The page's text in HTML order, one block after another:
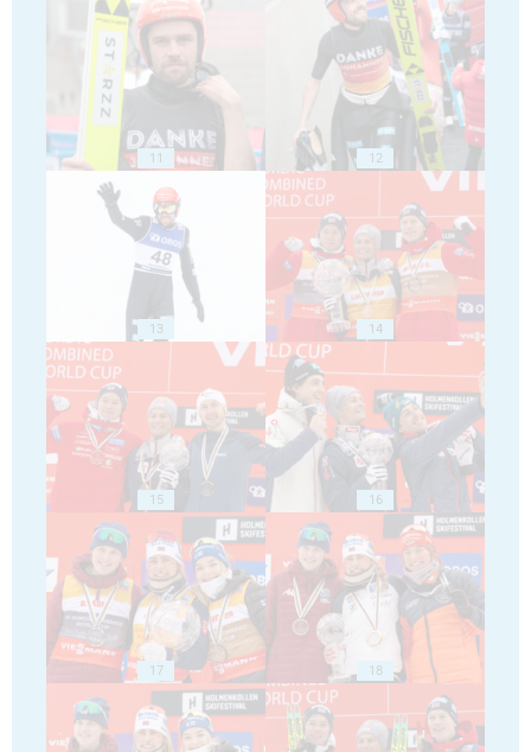
11 12
13 14
15 16
17 18